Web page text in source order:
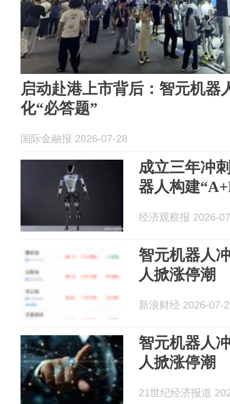
启动赴港上市背后：智元机器
化“必答题”
国际金融报 2026-07-28
成立三年冲
器人构建
经济观察报 2026-
智元机器人
人掀涨停潮
新浪财经 2026-07-
智元机器人
人掀涨停潮
21世纪经济报道